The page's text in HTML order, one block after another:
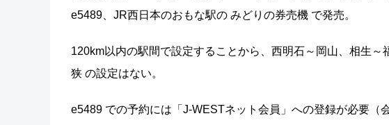
e5489、JR西日本のおもな駅の みどりの券売機 で発売。
120km以内の駅間で設定することから、西明石～岡山、相生
狭 の設定はない。
e5489 での予約には「J-WESTネット会員」への登録が必要（